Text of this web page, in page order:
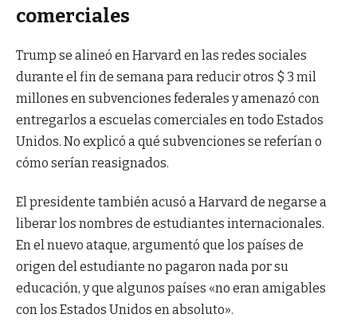
comerciales
Trump se alineó en Harvard en las redes sociales
durante el fin de semana para reducir otros $ 3 mil
millones en subvenciones federales y amenazó con
entregarlos a escuelas comerciales en todo Estados
Unidos. No explicó a qué subvenciones se referían o
cómo serían reasignados.
El presidente también acusó a Harvard de negarse a
liberar los nombres de estudiantes internacionales.
En el nuevo ataque, argumentó que los países de
origen del estudiante no pagaron nada por su
educación, y que algunos países «no eran amigables
con los Estados Unidos en absoluto».